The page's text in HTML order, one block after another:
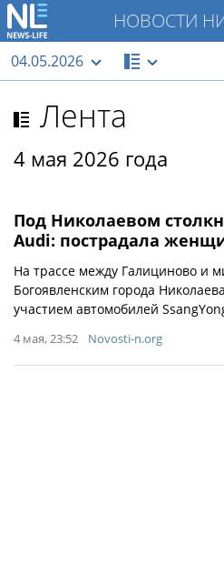
НОВОСТИ
04.05.2026
Лента
4 мая 2026 года
Под Николаевом
Audi: пострадала
На трассе между Галициново и
Богоявленским города
участием автомобилей
4 мая, 23:52 Novosti-n.org